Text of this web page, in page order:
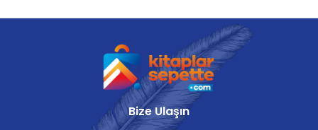
Bize Ulaşın